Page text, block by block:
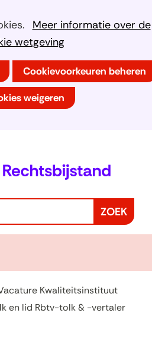
Meer informatie over de
wetgeving
Cookievoorkeuren beheren
weigeren
naar
de
inhoud
ZOEK
Kwaliteitsinstituut
en lid Rbtv-tolk & -vertaler